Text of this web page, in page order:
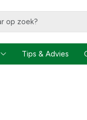
Tips & Advies